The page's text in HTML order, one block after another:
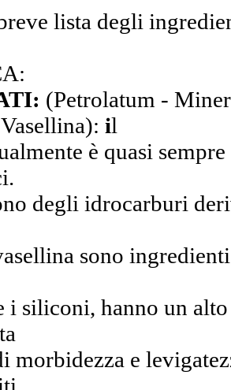
lista degli
(Petrolatum -
il
è quasi
degli idrocarburi
sono
i siliconi, hanno un
morbidezza e